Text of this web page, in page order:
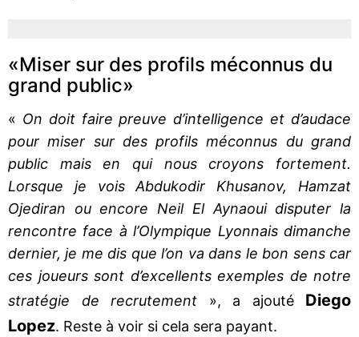
«Miser sur des profils méconnus du
grand public»
« On doit faire preuve d’intelligence et d’audace
pour miser sur des profils méconnus du grand
public mais en qui nous croyons fortement.
Lorsque je vois Abdukodir Khusanov, Hamzat
Ojediran ou encore Neil El Aynaoui disputer la
rencontre face à l’Olympique Lyonnais dimanche
dernier, je me dis que l’on va dans le bon sens car
ces joueurs sont d’excellents exemples de notre
stratégie de recrutement », a ajouté Diego
Lopez. Reste à voir si cela sera payant.